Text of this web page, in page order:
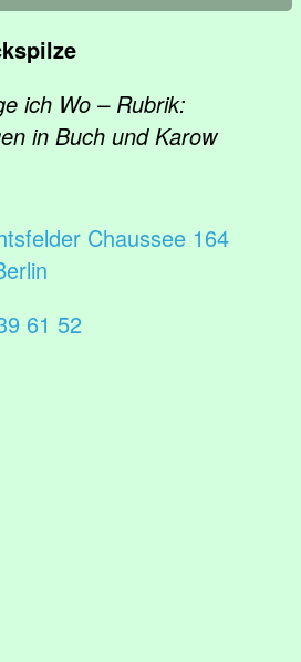
ich Wo – Rubrik:
in Buch und Karow
Chaussee 164
61 52